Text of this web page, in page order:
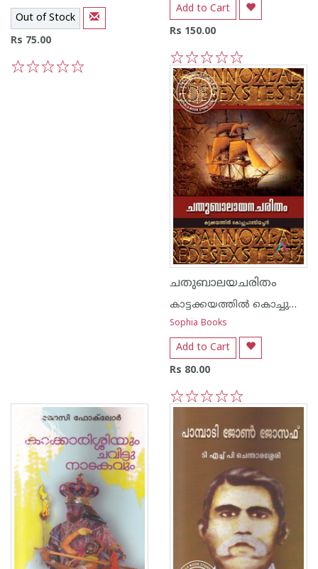
Out of Stock
Rs 75.00
Add to Cart
Rs 150.00
5
4
3
2
1
ചതുബാലയചരിതം
കാട്ടക്കയത്തില്‍ കൊച്ചുചാണ്ടിച്ചന്‍
Sophia Books
Add to Cart
Rs 80.00
5
4
3
2
1